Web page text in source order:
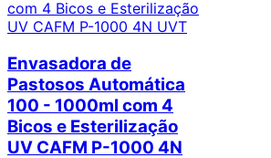
Envasadora de
Pastosos Automática
100 - 1000ml com 4
Bicos e Esterilização
UV CAFM P-1000 4N